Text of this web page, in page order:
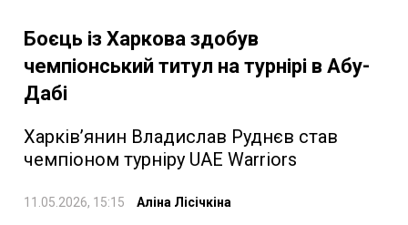
Боєць із Харкова здобув
чемпіонський титул на турнірі в Абу-
Дабі
Харків’янин Владислав Руднєв став
чемпіоном турніру UAE Warriors
11.05.2026, 15:15 Аліна Лісічкіна